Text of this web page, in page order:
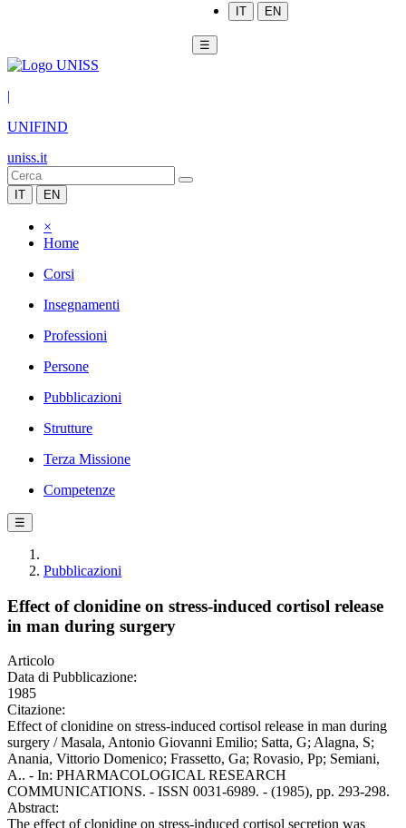
IT EN
☰
|
UNIFIND
uniss.it
IT EN
×
Home
Corsi
Insegnamenti
Professioni
Persone
Pubblicazioni
Strutture
Terza Missione
Competenze
☰
Pubblicazioni
Effect of clonidine on stress-induced cortisol release
in man during surgery
Articolo
Data di Pubblicazione:
1985
Citazione:
Effect of clonidine on stress-induced cortisol release in man during
surgery / Masala, Antonio Giovanni Emilio; Satta, G; Alagna, S;
Anania, Vittorio Domenico; Frassetto, Ga; Rovasio, Pp; Semiani,
A.. - In: PHARMACOLOGICAL RESEARCH
COMMUNICATIONS. - ISSN 0031-6989. - (1985), pp. 293-298.
Abstract:
The effect of clonidine on stress-induced cortisol secretion was